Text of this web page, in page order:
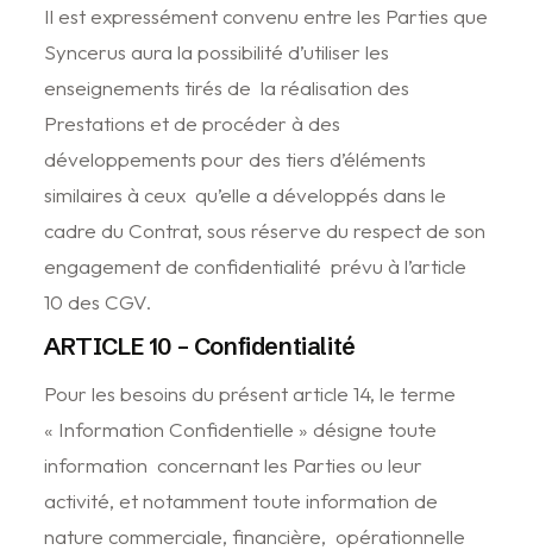
Il est expressément convenu entre les Parties que
Syncerus aura la possibilité d’utiliser les
enseignements tirés de la réalisation des
Prestations et de procéder à des
développements pour des tiers d’éléments
similaires à ceux qu’elle a développés dans le
cadre du Contrat, sous réserve du respect de son
engagement de confidentialité prévu à l’article
10 des CGV.
ARTICLE 10 – Confidentialité
Pour les besoins du présent article 14, le terme
« Information Confidentielle » désigne toute
information concernant les Parties ou leur
activité, et notamment toute information de
nature commerciale, financière, opérationnelle